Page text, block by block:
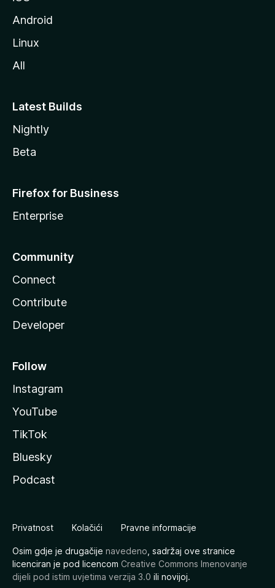
lAndroid
Linux
All
Latest Builds
Nightly
Beta
Firefox for Business
Enterprise
Community
Connect
Contribute
Developer
Follow
Instagram
YouTube
TikTok
Bluesky
Podcast
Privatnost Kolačići Pravne informacije
Osim gdje je drugačije navedeno , sadržaj ove stranice
licenciran je pod licencom Creative Commons Imenovanje
dijeli pod istim uvjetima verzija 3.0 ili novijoj.